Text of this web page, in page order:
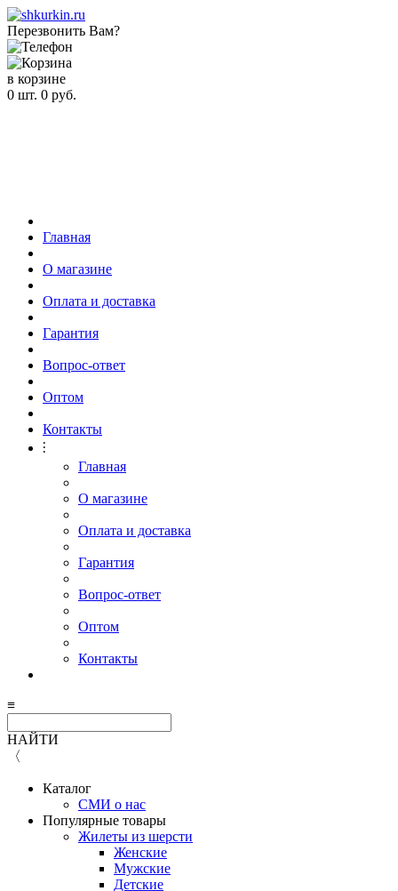
Перезвонить Вам?
в корзине
0 шт. 0 руб.
Главная
О магазине
Оплата и доставка
Гарантия
Вопрос-ответ
Оптом
Контакты
⫶
Главная
О магазине
Оплата и доставка
Гарантия
Вопрос-ответ
Оптом
Контакты
≡
НАЙТИ
〈
Каталог
СМИ о нас
Популярные товары
Жилеты из шерсти
Женские
Мужские
Детские